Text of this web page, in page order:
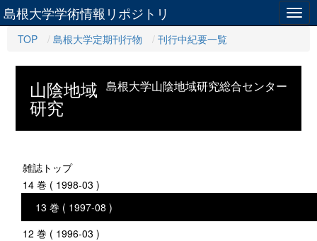
島根大学学術情報リポジトリ
TOP 島根大学定期刊行物 刊行中紀要一覧
島根大学山陰地域研究総合センター
山陰地域
研究
雑誌トップ
14 巻 ( 1998-03 )
13 巻 ( 1997-08 )
12 巻 ( 1996-03 )